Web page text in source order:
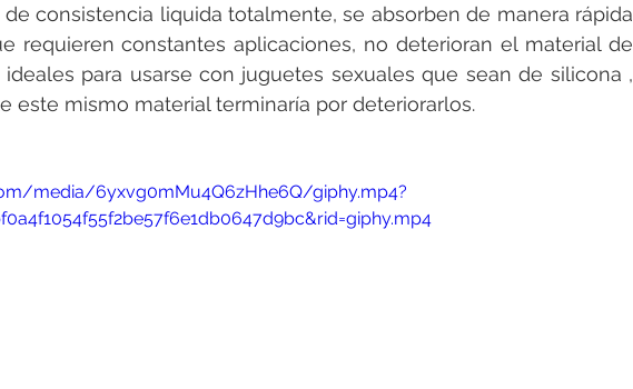
de consistencia liquida totalmente, se absorben de manera rápida
requieren constantes aplicaciones, no deterioran el material de
para usarse con juguetes sexuales que sean de silicona ,
este mismo material terminaría por deteriorarlos.
media/6yxvg0mMu4Q6zHhe6Q/giphy.mp4?